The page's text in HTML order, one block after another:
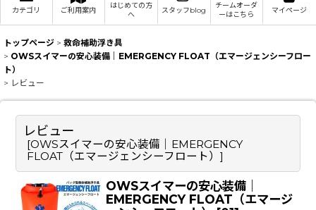
カテゴリ ご利用案内
はじめての方
へ
スタッフblog
チームオーダ
ーはこちら
マイページ
トップページ > 救命補助浮き具
> OWSスイマーの安心装備｜EMERGENCY FLOAT（エマージェンシーフロー
ト）
> レビュー
レビュー
[OWSスイマーの安心装備｜EMERGENCY
FLOAT（エマージェンシーフロート） ]
OWSスイマーの安心装備｜
EMERGENCY FLOAT（エマージ